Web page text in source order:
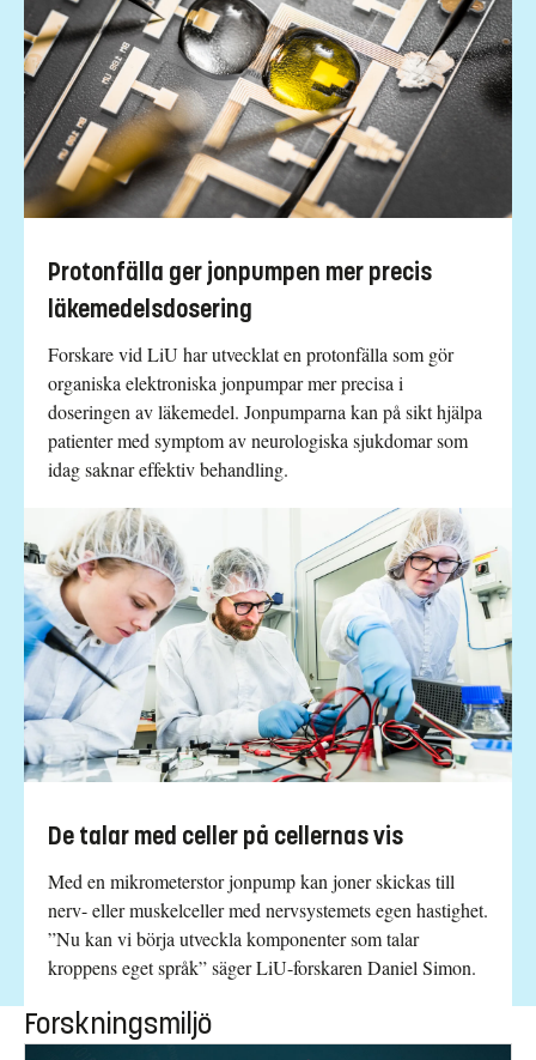
Protonfälla ger jonpumpen mer precis
läkemedelsdosering
Forskare vid LiU har utvecklat en protonfälla som gör
organiska elektroniska jonpumpar mer precisa i
doseringen av läkemedel. Jonpumparna kan på sikt hjälpa
patienter med symptom av neurologiska sjukdomar som
idag saknar effektiv behandling.
De talar med celler på cellernas vis
Med en mikrometerstor jonpump kan joner skickas till
nerv- eller muskelceller med nervsystemets egen hastighet.
”Nu kan vi börja utveckla komponenter som talar
kroppens eget språk” säger LiU-forskaren Daniel Simon.
Forskningsmiljö